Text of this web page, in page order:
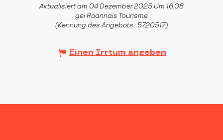
Aktualisiert am 04 Dezember 2025 Um 16:08
gei Roannais Tourisme
(Kennung des Angebots : 5720517)
Einen Irrtum angeben